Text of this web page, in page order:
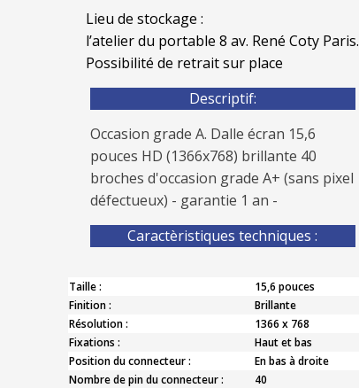
Lieu de stockage :
l’atelier du portable 8 av. René Coty Paris.
Possibilité de retrait sur place
Descriptif:
Occasion grade A. Dalle écran 15,6
pouces HD (1366x768) brillante 40
broches d'occasion grade A+ (sans pixel
défectueux) - garantie 1 an -
Caractèristiques techniques :
Taille :
15,6 pouces
Finition :
Brillante
Résolution :
1366 x 768
Fixations :
Haut et bas
Position du connecteur :
En bas à droite
Nombre de pin du connecteur :
40